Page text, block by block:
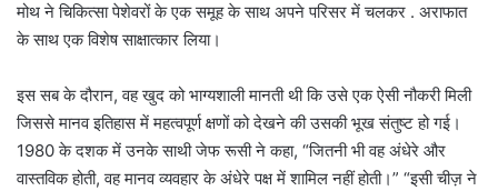
मोथ ने चिकित्सा पेशेवरों के एक समूह के साथ अपने परिसर में चलकर . अराफात
के साथ एक विशेष साक्षात्कार लिया।
इस सब के दौरान, वह खुद को भाग्यशाली मानती थी कि उसे एक ऐसी नौकरी मिली
जिससे मानव इतिहास में महत्वपूर्ण क्षणों को देखने की उसकी भूख संतुष्ट हो गई।
1980 के दशक में उनके साथी जेफ रूसी ने कहा, “जितनी भी वह अंधेरे और
वास्तविक होती, वह मानव व्यवहार के अंधेरे पक्ष में शामिल नहीं होती।” “इसी चीज़ ने